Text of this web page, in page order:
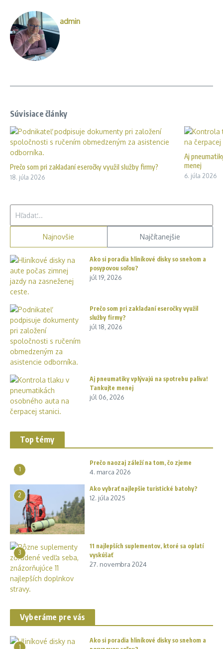
admin
Súvisiace články
Prečo som pri zakladaní eseročky využil služby firmy?
18. júla 2026
Aj
menej
6. júla 2026
Najnovšie Najčítanejšie
Ako si poradia hliníkové disky so snehom a
posypovou soľou?
júl 19, 2026
Prečo som pri zakladaní eseročky využil
služby firmy?
júl 18, 2026
Aj pneumatiky vplývajú na spotrebu paliva!
Tankujte menej
júl 06, 2026
Top témy
1
Prečo naozaj záleží na tom, čo zjeme
4. marca 2026
2
Ako vybrať najlepšie turistické batohy?
12. júla 2025
3
11 najlepších suplementov, ktoré sa oplatí
vyskúšať
27. novembra 2024
Vyberáme pre vás
1
Ako si poradia hliníkové disky so snehom a